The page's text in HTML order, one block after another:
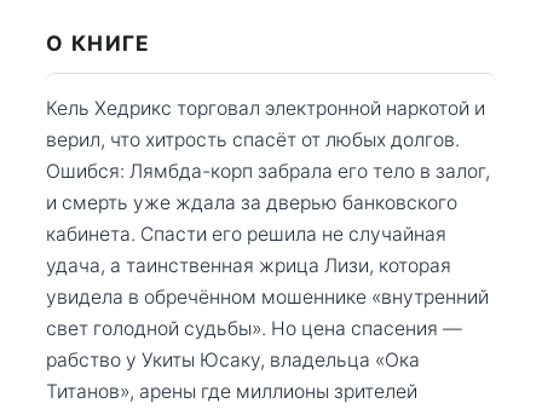
О КНИГЕ
Кель Хедрикс торговал электронной наркотой и
верил, что хитрость спасёт от любых долгов.
Ошибся: Лямбда-корп забрала его тело в залог,
и смерть уже ждала за дверью банковского
кабинета. Спасти его решила не случайная
удача, а таинственная жрица Лизи, которая
увидела в обречённом мошеннике «внутренний
свет голодной судьбы». Но цена спасения —
рабство у Укиты Юсаку, владельца «Ока
Титанов», арены где миллионы зрителей